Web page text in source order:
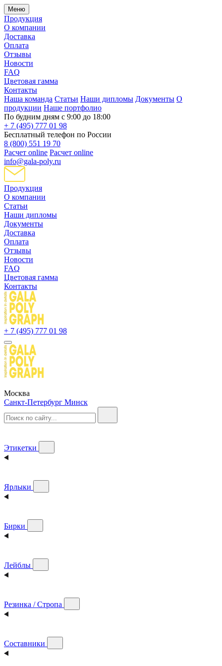
Меню
Продукция
О компании
Доставка
Оплата
Отзывы
Новости
FAQ
Цветовая гамма
Контакты
Наша команда Статьи Наши дипломы Документы О
продукции Наше портфолио
По будним дням с 9:00 до 18:00
+ 7 (495) 777 01 98
Бесплатный телефон по России
8 (800) 551 19 70
Расчет online Расчет online
info@gala-poly.ru
Продукция
О компании
Статьи
Наши дипломы
Документы
Доставка
Оплата
Отзывы
Новости
FAQ
Цветовая гамма
Контакты
+ 7 (495) 777 01 98
Москва
Санкт-Петербург Минск
Этикетки
Ярлыки
Бирки
Лейблы
Резинка / Стропа
Составники